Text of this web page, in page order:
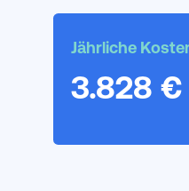
Jährliche
3.828 €